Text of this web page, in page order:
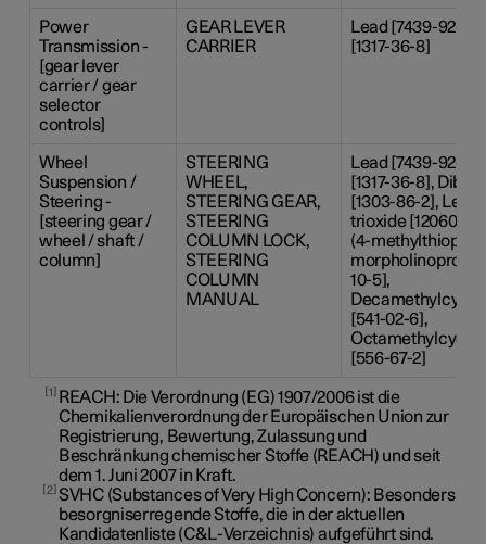
Power
Transmission -
[gear lever
carrier / gear
selector
controls]
GEAR LEVER
CARRIER
Lead [7439-92-
[1317-36-8]
Wheel
Suspension /
Steering -
[steering gear /
wheel / shaft /
column]
STEERING
WHEEL,
STEERING GEAR,
STEERING
COLUMN LOCK,
STEERING
COLUMN
MANUAL
Lead [7439-92-
[1317-36-8],
[1303-86-2],
trioxide [12060-
(4-
10-5],
[541-02-6],
[556-67-2]
1
REACH: Die Verordnung (EG) 1907/2006 ist die
Chemikalienverordnung der Europäischen Union zur
Registrierung, Bewertung, Zulassung und
Beschränkung chemischer Stoffe (REACH) und seit
dem 1. Juni 2007 in Kraft.
2 SVHC (Substances of Very High Concern): Besonders
besorgniserregende Stoffe, die in der aktuellen
Kandidatenliste (C&L-Verzeichnis) aufgeführt sind.